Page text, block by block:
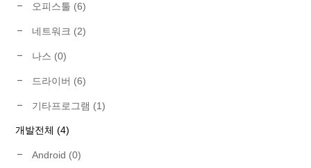
오피스툴 (6)
네트워크 (2)
나스 (0)
드라이버 (6)
기타프로그램 (1)
개발전체 (4)
Android (0)